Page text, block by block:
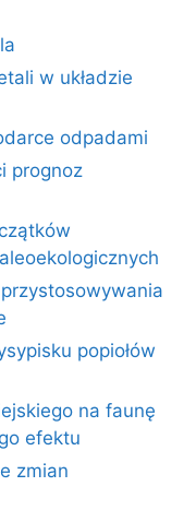
w układzie
odpadami
prognoz
popiołów
na faunę
efektu
zmian